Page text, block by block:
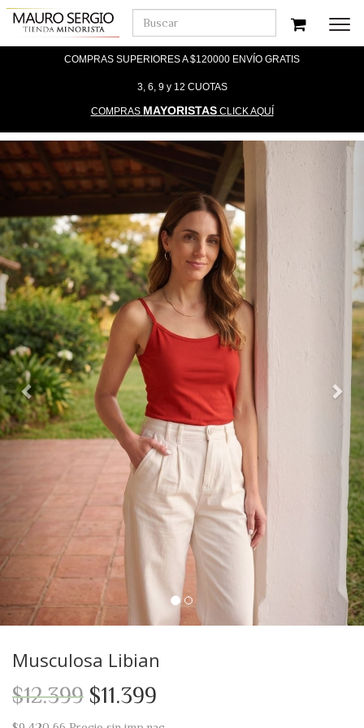
COMPRAS SUPERIORES A $120000 ENVÍO GRATIS
3, 6, 9 y 12 CUOTAS
COMPRAS MAYORISTASCLICK AQUÍ
Previous
Musculosa Libian
$12.399 $11.399